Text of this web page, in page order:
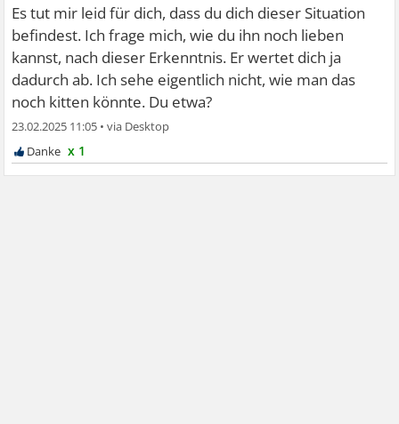
Es tut mir leid für dich, dass du dich dieser Situation
befindest. Ich frage mich, wie du ihn noch lieben
kannst, nach dieser Erkenntnis. Er wertet dich ja
dadurch ab. Ich sehe eigentlich nicht, wie man das
noch kitten könnte. Du etwa?
23.02.2025 11:05 •
x 1